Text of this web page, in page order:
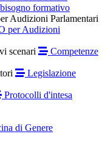
formativo
Audizioni Parlamentari
per Audizioni
scenari
Competenze
Legislazione
Protocolli d'intesa
di Genere